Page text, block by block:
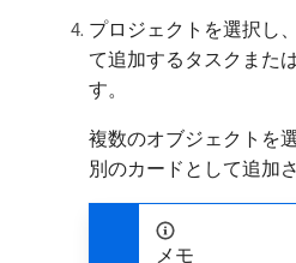
プロジェクトを選択し
て追加するタスクまた
す。
複数のオブジェクトを
別のカードとして追加
メモ